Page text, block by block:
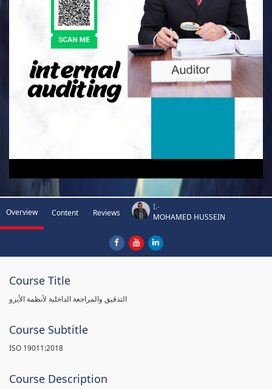
Overview Content Reviews
I.-
MOHAMED HUSSEIN
Course Title
التدقيق والمراجعة الداخلية لأنظمة الأيزو
Course Subtitle
ISO 19011:2018
Course Description